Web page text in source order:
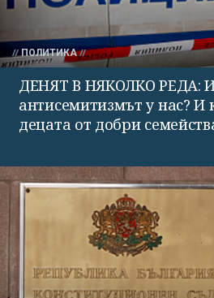
ПОЛИТИКА
ДЕНЯТ В НЯКОЛКО РЕДА:
антисемитизмът у нас? И
децата от добри